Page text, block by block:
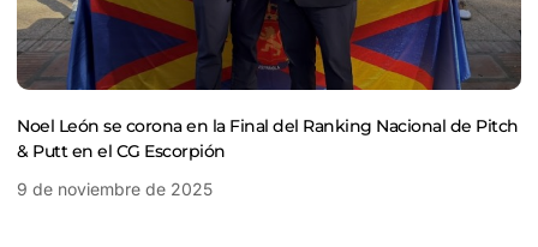
Noel León se corona en la Final del Ranking Nacional de Pitch
& Putt en el CG Escorpión
9 de noviembre de 2025